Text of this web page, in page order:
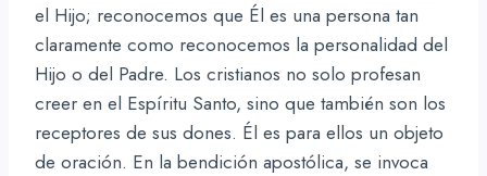
el Hijo; reconocemos que Él es una persona tan
claramente como reconocemos la personalidad del
Hijo o del Padre. Los cristianos no solo profesan
creer en el Espíritu Santo, sino que también son los
receptores de sus dones. Él es para ellos un objeto
de oración. En la bendición apostólica, se invoca